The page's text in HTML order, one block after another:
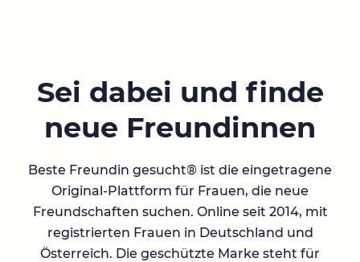
Sei dabei und finde
neue Freundinnen
Beste Freundin gesucht® ist die eingetragene
Original-Plattform für Frauen, die neue
Freundschaften suchen. Online seit 2014, mit
registrierten Frauen in Deutschland und
Österreich. Die geschützte Marke steht für